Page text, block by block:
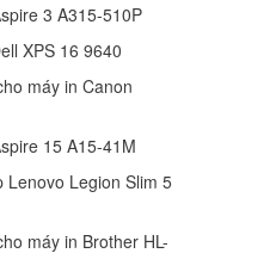
3 A315-510P
XPS 16 9640
máy in Canon
15 A15-41M
Lenovo Legion Slim 5
máy in Brother HL-